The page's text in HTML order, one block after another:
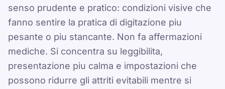
senso prudente e pratico: condizioni visive che
fanno sentire la pratica di digitazione piu
pesante o piu stancante. Non fa affermazioni
mediche. Si concentra su leggibilita,
presentazione piu calma e impostazioni che
possono ridurre gli attriti evitabili mentre si